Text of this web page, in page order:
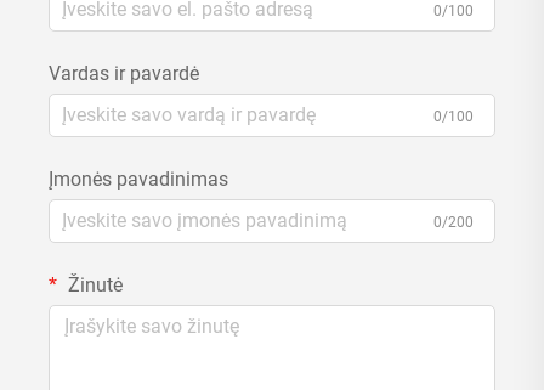
0/100
Vardas ir pavardė
0/100
Įmonės pavadinimas
0/200
Žinutė